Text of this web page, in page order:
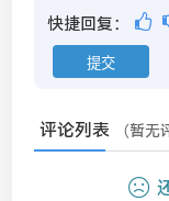
快捷回复：
评论列表 （暂无